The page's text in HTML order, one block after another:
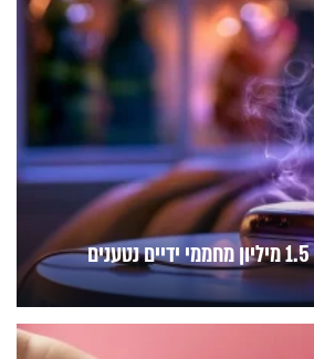
בעקבות מקרה מוות: 1.5 מיליון מחממי ידיים נטענים